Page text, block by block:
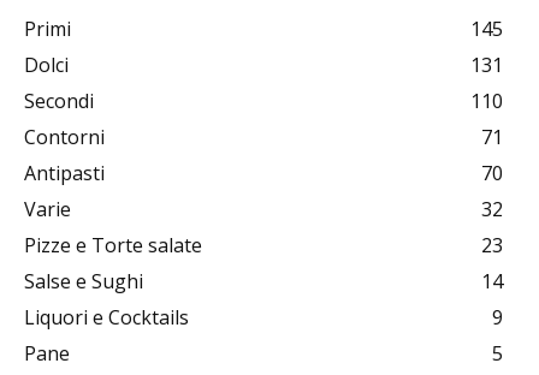
Primi
145
Dolci
131
Secondi
110
Contorni
71
Antipasti
70
Varie
32
Pizze e Torte salate
23
Salse e Sughi
14
Liquori e Cocktails
9
Pane
5